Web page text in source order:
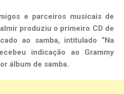
e parceiros musicais de
produziu o primeiro CD de
ao samba, intitulado “Na
indicação ao Grammy
álbum de samba.